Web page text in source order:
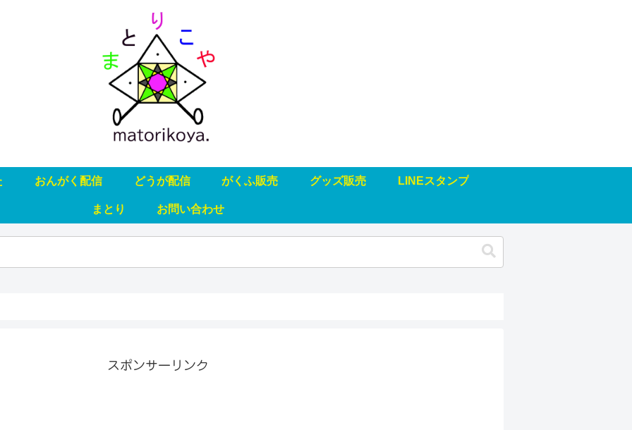
おんがく配信 どうが配信 がくふ販売 グッズ販売 LINEスタンプ
まとり お問い合わせ
スポンサーリンク